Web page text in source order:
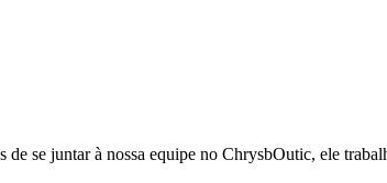
se juntar à nossa equipe no ChrysbOutic, ele